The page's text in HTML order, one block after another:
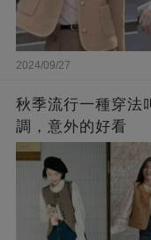
2024/09/27
秋季流行一種穿法
調，意外的好看